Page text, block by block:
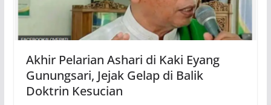
Akhir Pelarian Ashari di Kaki Eyang
Gunungsari, Jejak Gelap di Balik
Doktrin Kesucian